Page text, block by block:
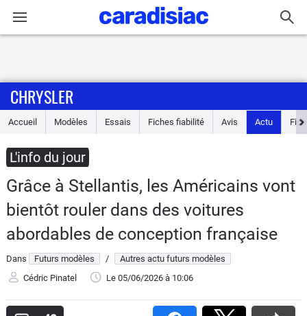
Accueil
Essais
Guide
d'achat
Electriques
CHRYSLER
Accueil Modèles Essais Fiches fiabilité Avis Actu
L'info du jour
Grâce à Stellantis, les Américains vont
bientôt rouler dans des voitures
abordables de conception française
Dans Futurs modèles /
Autres actu futurs modèles
Cédric Pinatel
Le 05/06/2026 à 10:06